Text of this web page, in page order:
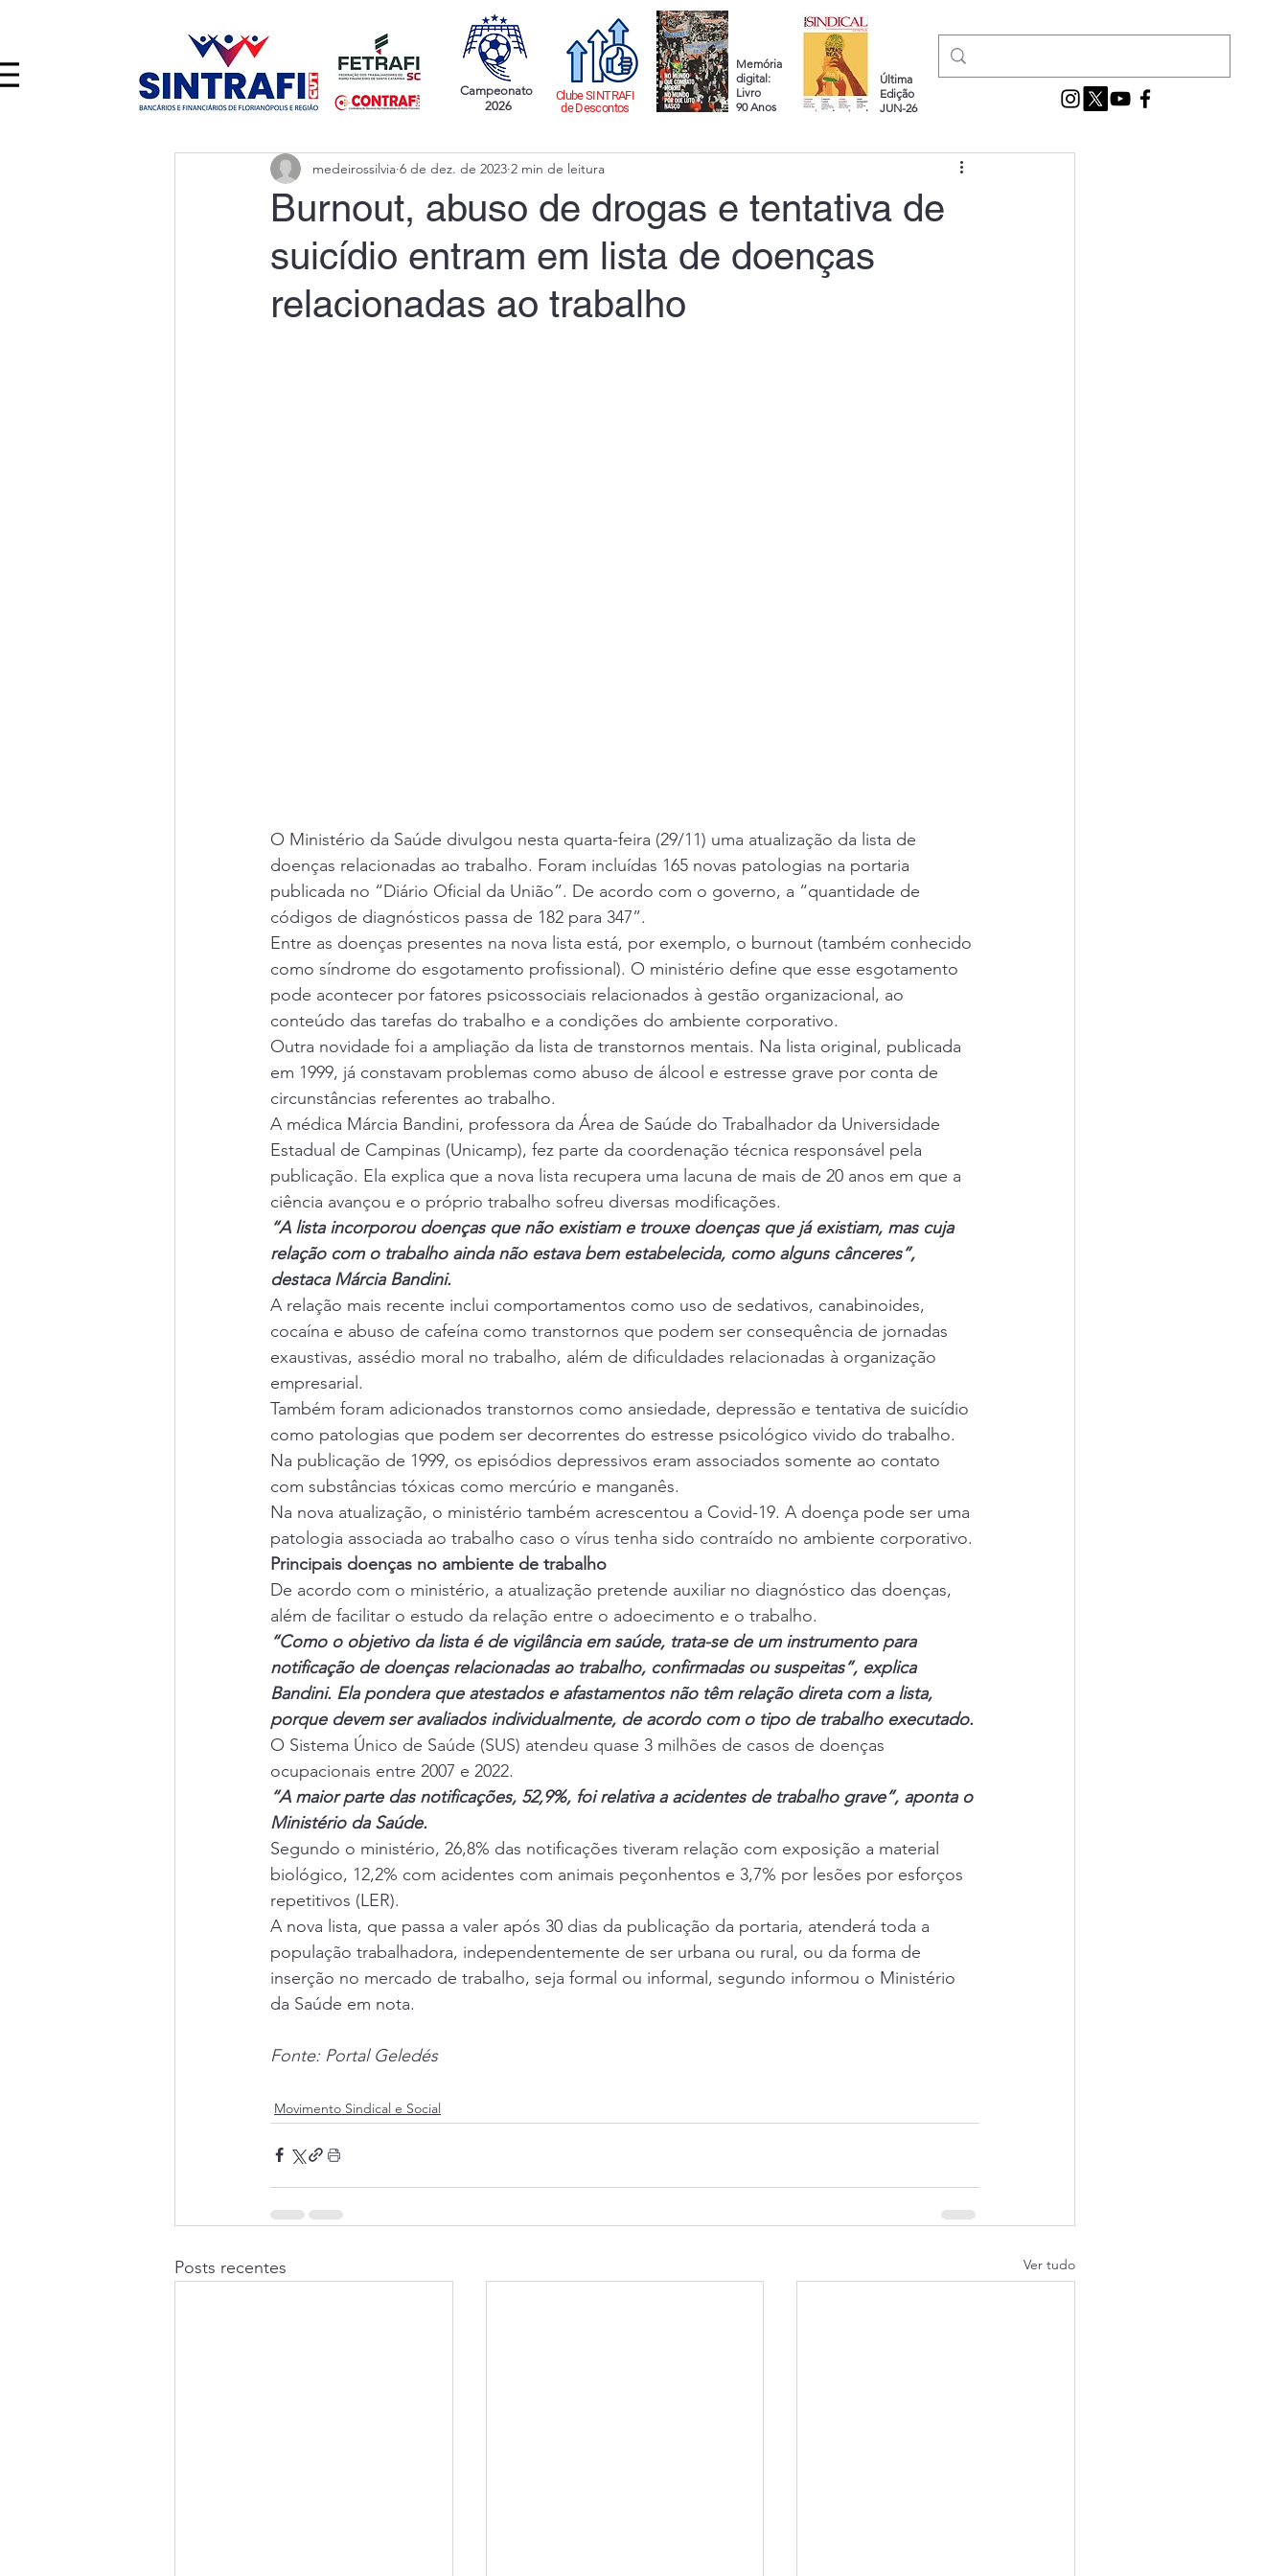
Campeonato
2026
Clube SINTRAFI
de Descontos
Memória
digital:
Livro
90 Anos
Última
Edição
JUN-26
Burnout, abuso de drogas e tentativa de
suicídio entram em lista de doenças
relacionadas ao trabalho
medeirossilvia 6 de dez. de 2023 2 min de leitura
O Ministério da Saúde divulgou nesta quarta-feira (29/11) uma atualização da lista de
doenças relacionadas ao trabalho. Foram incluídas 165 novas patologias na portaria
publicada no “Diário Oficial da União”. De acordo com o governo, a “quantidade de
códigos de diagnósticos passa de 182 para 347”.
Entre as doenças presentes na nova lista está, por exemplo, o burnout (também conhecido
como síndrome do esgotamento profissional). O ministério define que esse esgotamento
pode acontecer por fatores psicossociais relacionados à gestão organizacional, ao
conteúdo das tarefas do trabalho e a condições do ambiente corporativo.
Outra novidade foi a ampliação da lista de transtornos mentais. Na lista original, publicada
em 1999, já constavam problemas como abuso de álcool e estresse grave por conta de
circunstâncias referentes ao trabalho.
A médica Márcia Bandini, professora da Área de Saúde do Trabalhador da Universidade
Estadual de Campinas (Unicamp), fez parte da coordenação técnica responsável pela
publicação. Ela explica que a nova lista recupera uma lacuna de mais de 20 anos em que a
ciência avançou e o próprio trabalho sofreu diversas modificações.
“A lista incorporou doenças que não existiam e trouxe doenças que já existiam, mas cuja
relação com o trabalho ainda não estava bem estabelecida, como alguns cânceres”,
destaca Márcia Bandini.
A relação mais recente inclui comportamentos como uso de sedativos, canabinoides,
cocaína e abuso de cafeína como transtornos que podem ser consequência de jornadas
exaustivas, assédio moral no trabalho, além de dificuldades relacionadas à organização
empresarial.
Também foram adicionados transtornos como ansiedade, depressão e tentativa de suicídio
como patologias que podem ser decorrentes do estresse psicológico vivido do trabalho.
Na publicação de 1999, os episódios depressivos eram associados somente ao contato
com substâncias tóxicas como mercúrio e manganês.
Na nova atualização, o ministério também acrescentou a Covid-19. A doença pode ser uma
patologia associada ao trabalho caso o vírus tenha sido contraído no ambiente corporativo.
Principais doenças no ambiente de trabalho
De acordo com o ministério, a atualização pretende auxiliar no diagnóstico das doenças,
além de facilitar o estudo da relação entre o adoecimento e o trabalho.
“Como o objetivo da lista é de vigilância em saúde, trata-se de um instrumento para
notificação de doenças relacionadas ao trabalho, confirmadas ou suspeitas”, explica
Bandini. Ela pondera que atestados e afastamentos não têm relação direta com a lista,
porque devem ser avaliados individualmente, de acordo com o tipo de trabalho executado.
O Sistema Único de Saúde (SUS) atendeu quase 3 milhões de casos de doenças
ocupacionais entre 2007 e 2022.
“A maior parte das notificações, 52,9%, foi relativa a acidentes de trabalho grave”, aponta o
Ministério da Saúde.
Segundo o ministério, 26,8% das notificações tiveram relação com exposição a material
biológico, 12,2% com acidentes com animais peçonhentos e 3,7% por lesões por esforços
repetitivos (LER).
A nova lista, que passa a valer após 30 dias da publicação da portaria, atenderá toda a
população trabalhadora, independentemente de ser urbana ou rural, ou da forma de
inserção no mercado de trabalho, seja formal ou informal, segundo informou o Ministério
da Saúde em nota.
Fonte: Portal Geledés
Movimento Sindical e Social
Posts recentes Ver tudo